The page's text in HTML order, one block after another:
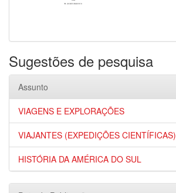
Sugestões de pesquisa
Assunto
VIAGENS E EXPLORAÇÕES
VIAJANTES (EXPEDIÇÕES CIENTÍFICAS)
HISTÓRIA DA AMÉRICA DO SUL